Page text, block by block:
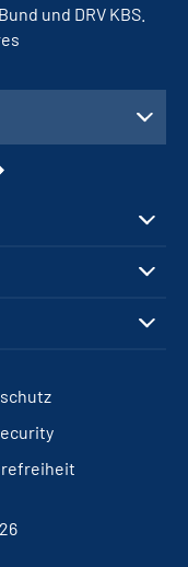
und DRV KBS.